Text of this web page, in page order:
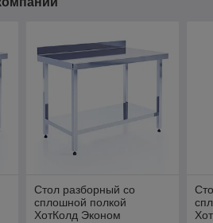
Стол разборный со
сплошной полкой
ХотКолд Эконом